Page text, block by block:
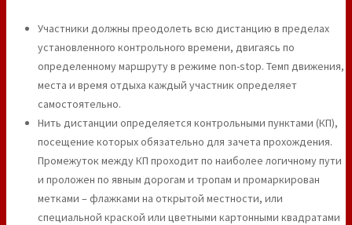
Участники должны преодолеть всю дистанцию в пределах
установленного контрольного времени, двигаясь по
определенному маршруту в режиме non-stop. Темп движения,
места и время отдыха каждый участник определяет
самостоятельно.
Нить дистанции определяется контрольными пунктами (КП),
посещение которых обязательно для зачета прохождения.
Промежуток между КП проходит по наиболее логичному пути
и проложен по явным дорогам и тропам и промаркирован
метками – флажками на открытой местности, или
специальной краской или цветными картонными квадратами